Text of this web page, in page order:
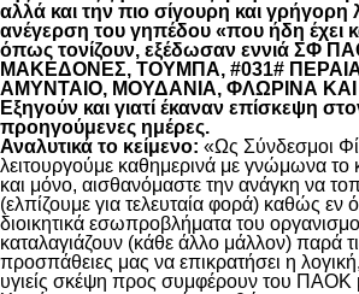
αλλά και την πιο σίγουρη και γρήγορη
ανέγερση του γηπέδου «που ήδη έχει
όπως τονίζουν, εξέδωσαν εννιά ΣΦ
ΜΑΚΕΔΟΝΕΣ, ΤΟΥΜΠΑ, #031#
ΑΜΥΝΤΑΙΟ, ΜΟΥΔΑΝΙΑ, ΦΛΩΡΙΝΑ
Εξηγούν και γιατί έκαναν επίσκεψη
προηγούμενες ημέρες.
Αναλυτικά το κείμενο: «Ως Σύνδεσμοι
λειτουργούμε καθημερινά με γνώμωνα το
και μόνο, αισθανόμαστε την ανάγκη να
(ελπίζουμε για τελευταία φορά) καθώς
διοικητικά εσωπροβλήματα του
καταλαγιάζουν (κάθε άλλο μάλλον) παρά
προσπάθειες μας να επικρατήσει η
υγιείς σκέψη προς συμφέρουν του ΠΑΟΚ